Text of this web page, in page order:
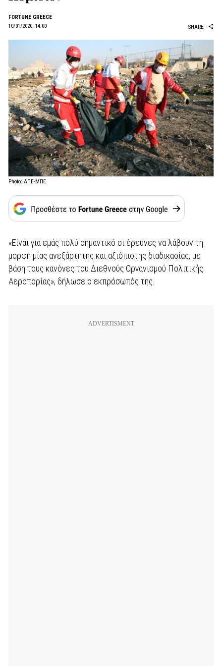
FORTUNE GREECE
10/01/2020, 14:00
SHARE
Photo: ΑΠΕ-ΜΠΕ
«Είναι για εμάς πολύ σημαντικό οι έρευνες να λάβουν τη
μορφή μίας ανεξάρτητης και αξιόπιστης διαδικασίας, με
βάση τους κανόνες του Διεθνούς Οργανισμού Πολιτικής
Αεροπορίας», δήλωσε ο εκπρόσωπός της.